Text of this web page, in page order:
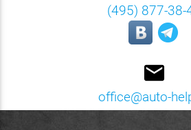
(495) 877-38-
email
office@auto-